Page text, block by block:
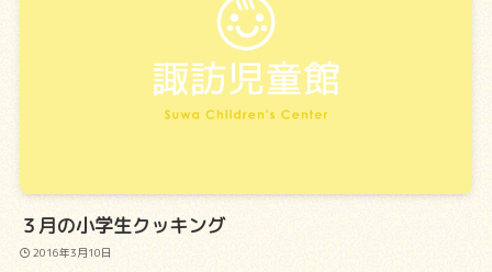
３月の小学生クッキング
2016年3月10日